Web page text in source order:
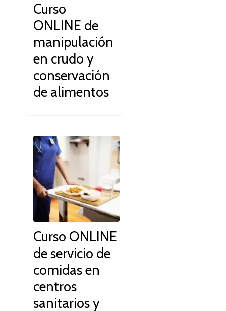
Curso
ONLINE de
manipulación
en crudo y
conservación
de alimentos
Curso ONLINE
de servicio de
comidas en
centros
sanitarios y